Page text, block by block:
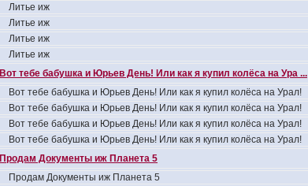
Литье иж
Литье иж
Литье иж
Литье иж
Вот тебе бабушка и Юрьев День! Или как я купил колёса на Ура ...
Вот тебе бабушка и Юрьев День! Или как я купил колёса на Урал!
Вот тебе бабушка и Юрьев День! Или как я купил колёса на Урал!
Вот тебе бабушка и Юрьев День! Или как я купил колёса на Урал!
Вот тебе бабушка и Юрьев День! Или как я купил колёса на Урал!
Продам Документы иж Планета 5
Продам Документы иж Планета 5